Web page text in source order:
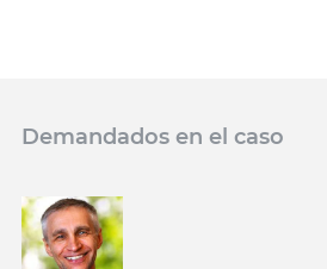
Demandados en el caso